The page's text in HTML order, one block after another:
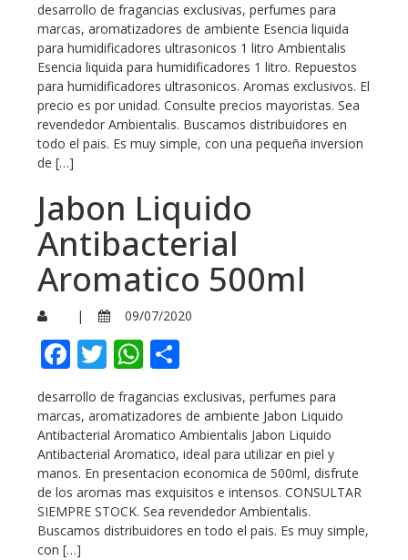
desarrollo de fragancias exclusivas, perfumes para
marcas, aromatizadores de ambiente Esencia liquida
para humidificadores ultrasonicos 1 litro Ambientalis
Esencia liquida para humidificadores 1 litro. Repuestos
para humidificadores ultrasonicos. Aromas exclusivos. El
precio es por unidad. Consulte precios mayoristas. Sea
revendedor Ambientalis. Buscamos distribuidores en
todo el pais. Es muy simple, con una pequeña inversion
de […]
Jabon Liquido
Antibacterial
Aromatico 500ml
| 09/07/2020
Facebook
TwitterWhatsApp
desarrollo de fragancias exclusivas, perfumes para
marcas, aromatizadores de ambiente Jabon Liquido
Antibacterial Aromatico Ambientalis Jabon Liquido
Antibacterial Aromatico, ideal para utilizar en piel y
manos. En presentacion economica de 500ml, disfrute
de los aromas mas exquisitos e intensos. CONSULTAR
SIEMPRE STOCK. Sea revendedor Ambientalis.
Buscamos distribuidores en todo el pais. Es muy simple,
con […]